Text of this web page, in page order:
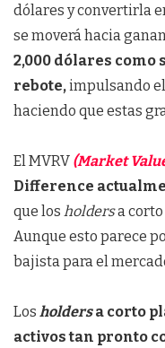
dólares y convertirla
se moverá hacia
2,000 dólares como
rebote,impulsando
haciendo que estas
El MVRV (Market
Difference
que los holdersa corto
Aunque esto parece
bajista para el
Los holdersa corto
activos tan pronto